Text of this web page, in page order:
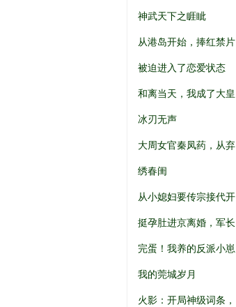
亲弟弟
神武天下之睚眦
从港岛开始，捧红禁片
女神
被迫进入了恋爱状态
和离当天，我成了大皇
子的掌上娇
冰刃无声
大周女官秦凤药，从弃
儿到权利巅
绣春闺
从小媳妇要传宗接代开
始
挺孕肚进京离婚，军长
低头轻声哄
完蛋！我养的反派小崽
全是大佬
我的莞城岁月
火影：开局神级词条，